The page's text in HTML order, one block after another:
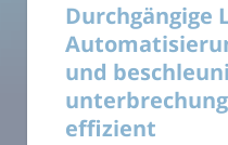
Durchgängige
und
effizient